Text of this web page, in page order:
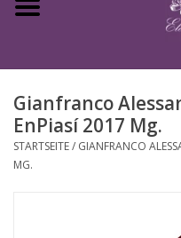
Startseite
Süßwein & Sekt
Präsente
Gianfranco
EnPiasí 2017 Mg.
STARTSEITE/ GIANFRANCO
MG.